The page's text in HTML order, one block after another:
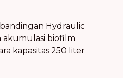
Hydraulic
akumulasi biofilm
kapasitas 250 liter